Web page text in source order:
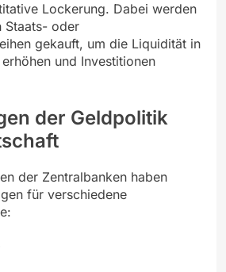
Lockerung. Dabei werden
Staats- oder
gekauft, um die Liquidität in
und Investitionen
der Geldpolitik
der Zentralbanken haben
für verschiedene